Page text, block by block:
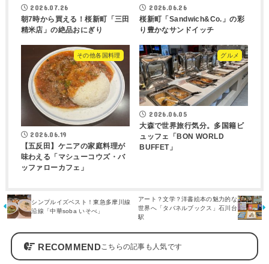
2026.07.26
朝7時から買える！桜新町「三田
精米店」の絶品おにぎり
2026.06.26
桜新町「Sandwich&Co.」の彩
り豊かなサンドイッチ
その他各国料理
2026.06.19
【五反田】ケニアの家庭料理が
味わえる「マシューコウズ・バ
ッファローカフェ」
グルメ
2026.06.05
大森で世界旅行気分。多国籍ビ
ュッフェ「BON WORLD
BUFFET」
シンプルイズベスト！東急多摩川線
沿線「中華soba いそべ」
アート？文学？洋書絵本の魅力的な
世界へ「タバネルブックス」石川台
駅
RECOMMEND